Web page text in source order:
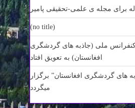
برای مجله ی علمی-تحقیقی پامیر
(no title)
ملی (جاذبه های گردشگری
افغانستان) به تعویق افتاد
های گردشگری افغانستان” برگزار
میگردد